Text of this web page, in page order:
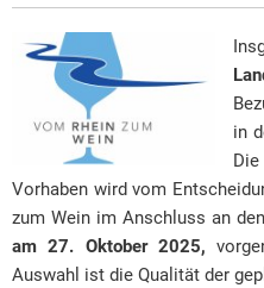
in
Vorhaben wird vom
zum Wein im Anschluss an
am 27. Oktober 2025,
Auswahl ist die Qualität der